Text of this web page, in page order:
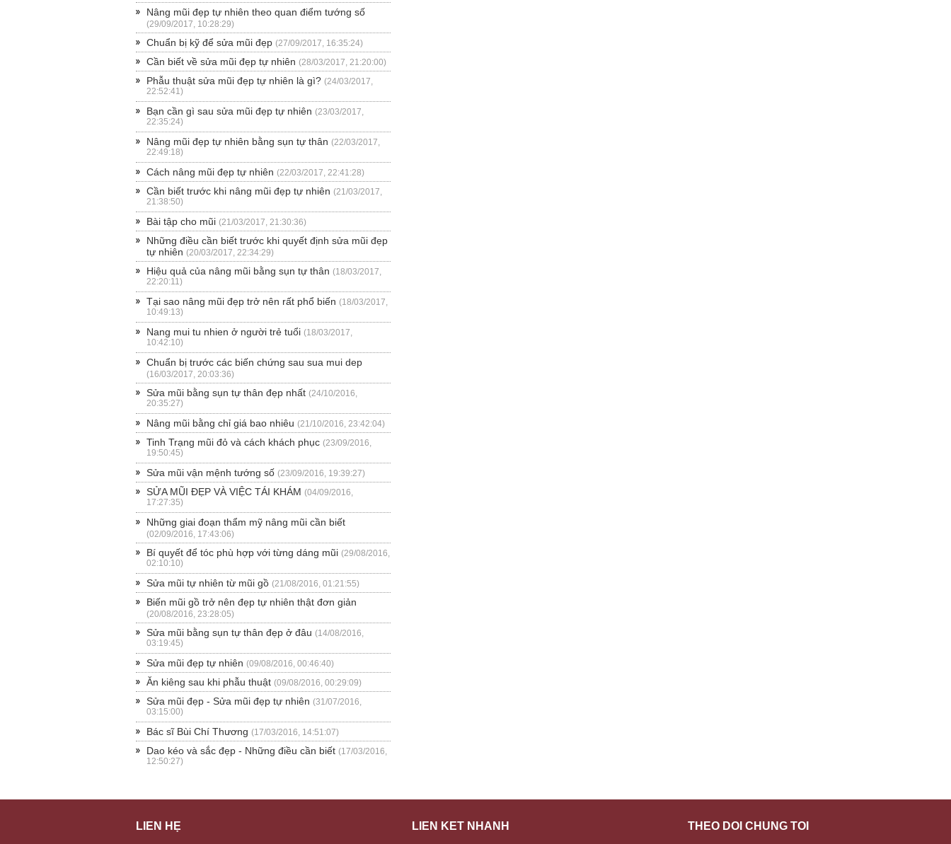
Nâng mũi đẹp tự nhiên theo quan điểm tướng số
(29/09/2017, 10:28:29)
Chuẩn bị kỹ để sửa mũi đẹp (27/09/2017, 16:35:24)
Cần biết về sửa mũi đẹp tự nhiên (28/03/2017, 21:20:00)
Phẫu thuật sửa mũi đẹp tự nhiên là gì? (24/03/2017,
22:52:41)
Bạn cần gì sau sửa mũi đẹp tự nhiên (23/03/2017,
22:35:24)
Nâng mũi đẹp tự nhiên bằng sụn tự thân (22/03/2017,
22:49:18)
Cách nâng mũi đẹp tự nhiên (22/03/2017, 22:41:28)
Cần biết trước khi nâng mũi đẹp tự nhiên (21/03/2017,
21:38:50)
Bài tập cho mũi (21/03/2017, 21:30:36)
Những điều cần biết trước khi quyết định sửa mũi đẹp
tự nhiên (20/03/2017, 22:34:29)
Hiệu quả của nâng mũi bằng sụn tự thân (18/03/2017,
22:20:11)
Tại sao nâng mũi đẹp trở nên rất phổ biến (18/03/2017,
10:49:13)
Nang mui tu nhien ở người trẻ tuổi (18/03/2017,
10:42:10)
Chuẩn bị trước các biến chứng sau sua mui dep
(16/03/2017, 20:03:36)
Sửa mũi bằng sụn tự thân đẹp nhất (24/10/2016,
20:35:27)
Nâng mũi bằng chỉ giá bao nhiêu (21/10/2016, 23:42:04)
Tinh Trạng mũi đỏ và cách khách phục (23/09/2016,
19:50:45)
Sửa mũi vận mệnh tướng số (23/09/2016, 19:39:27)
SỬA MŨI ĐẸP VÀ VIỆC TÁI KHÁM (04/09/2016,
17:27:35)
Những giai đoạn thẩm mỹ nâng mũi cần biết
(02/09/2016, 17:43:06)
Bí quyết để tóc phù hợp với từng dáng mũi (29/08/2016,
02:10:10)
Sửa mũi tự nhiên từ mũi gồ (21/08/2016, 01:21:55)
Biến mũi gồ trở nên đẹp tự nhiên thật đơn giản
(20/08/2016, 23:28:05)
Sửa mũi bằng sụn tự thân đẹp ở đâu (14/08/2016,
03:19:45)
Sửa mũi đẹp tự nhiên (09/08/2016, 00:46:40)
Ăn kiêng sau khi phẫu thuật (09/08/2016, 00:29:09)
Sửa mũi đẹp - Sửa mũi đẹp tự nhiên (31/07/2016,
03:15:00)
Bác sĩ Bùi Chí Thương (17/03/2016, 14:51:07)
Dao kéo và sắc đẹp - Những điều cần biết (17/03/2016,
12:50:27)
LIÊN HỆ LIÊN KẾT NHANH THEO DÕI CHÚNG TÔI